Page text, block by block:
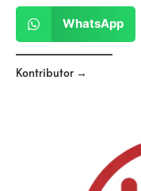
WhatsApp
Kontributor →